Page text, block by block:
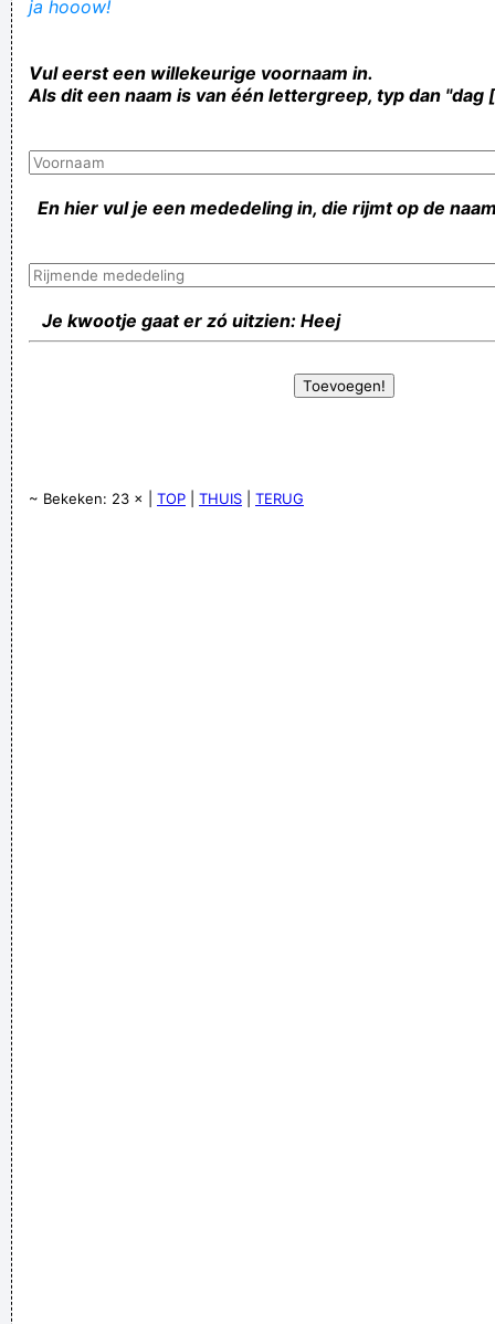
ja hooow!
Vul eerst een willekeurige voornaam in.
Als dit een naam is van één lettergreep, typ dan "dag
En hier vul je een mededeling in, die rijmt op de
Je kwootje gaat er zó uitzien: Heej
~ Bekeken: 23 × | TOP THUIS TERUG